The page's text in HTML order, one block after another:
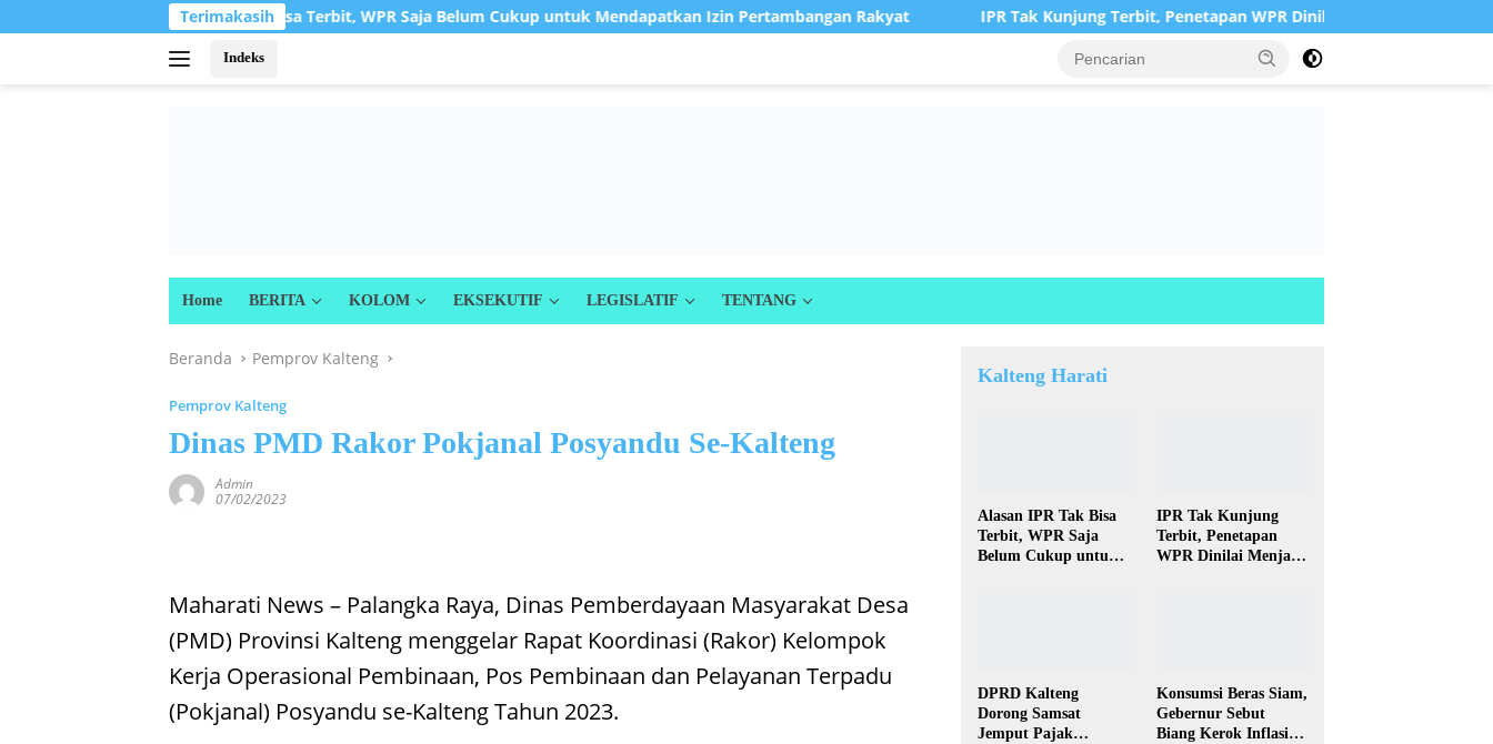
ke
Terimakasih
Alasan IPR Tak Bisa Terbit, WPR Saja Belum Cukup untuk Mendapatkan Izin Pertambangan Rakyat IPR Tak Kunjung Terbit, Penetapan WPR Dinilai Menjadi Sia-Sia
Indeks
Home BERITA KOLOM EKSEKUTIF LEGISLATIF TENTANG
Beranda Pemprov Kalteng
Pemprov Kalteng
Dinas PMD Rakor Pokjanal Posyandu Se-Kalteng
Admin
07/02/2023
Maharati News – Palangka Raya, Dinas Pemberdayaan Masyarakat Desa
(PMD) Provinsi Kalteng menggelar Rapat Koordinasi (Rakor) Kelompok
Kerja Operasional Pembinaan, Pos Pembinaan dan Pelayanan Terpadu
(Pokjanal) Posyandu se-Kalteng Tahun 2023.
Kalteng Harati
Alasan IPR Tak Bisa
Terbit, WPR Saja
Belum Cukup untuk
IPR Tak Kunjung
Terbit, Penetapan
WPR Dinilai Menjadi
DPRD Kalteng
Dorong Samsat
Jemput Pajak
Konsumsi Beras Siam,
Gebernur Sebut
Biang Kerok Inflasi